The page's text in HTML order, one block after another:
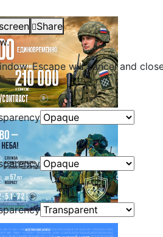
Share
Escape will cancel and